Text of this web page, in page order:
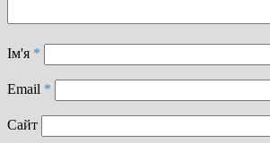
Ім'я *
Email *
Сайт